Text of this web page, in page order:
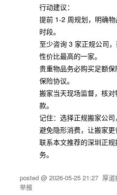
行动建议：
提前 1-2 周规划，明确
时段。
至少咨询 3 家正规公司
性价比最高的一家。
贵重物品务必购买足额
保险协议。
搬家当天现场监督，核
款。
记住：选择正规搬家公
避免隐形消费，让搬家
联系本文推荐的深圳正
务。
posted @ 2026-05-25 21:27 厚道
举报